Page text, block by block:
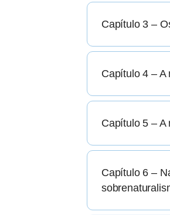
Capítulo 3 –
Capítulo 4 – A
Capítulo 5 – A
Capítulo 6 –